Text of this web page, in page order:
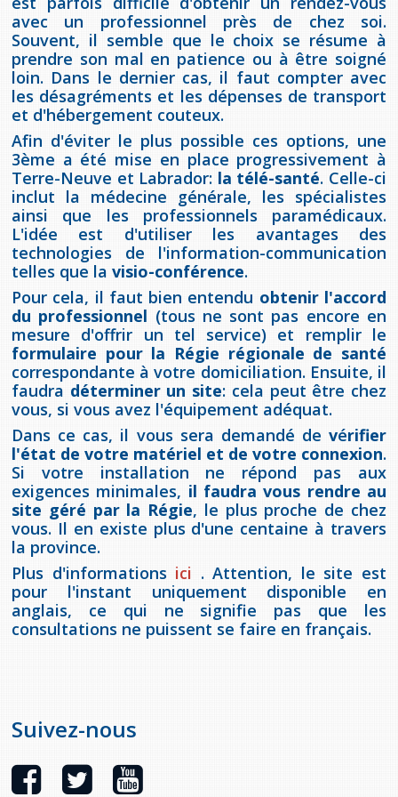
Jeux de la francophonie canadienne
Forum jeunesse pancanadien
Festival jeunesse de l'Acadie
Assemblée générale annuelle
Gestes et paroles ambigus
Admission au barreau
Ressources documentaires
Formulaires de procédure pénale
La Charte canadienne des droits et libertés
Lois fréquemment consultées
Commission des droits de la personne de
Terre-Neuve-et-Labrador
Acheter un véhicule neuf ou d'occasion ou
louer sur le long terme (leasing) un véhicule
neuf
Offres d'emploi (Secteur Justice)
Législation spéciale Covid-19
L'Aide juridique à Terre-Neuve-et-
Labrador
Qu'est-ce que l'Aide juridique ?
Bureaux de l'Aide juridique de Terre-Neuve-
et-Labrador
Répertoire des juristes d'expression
française
Règlement Quiz RVF 2021
Continuons en français
Activités
Guide du système de santé à TNL
Annuaire de santé
Offres Actives
Santé mentale et dépendances
Société Santé en français (SSF)
Travailler en santé à TNL
Passeport Santé
Répertoire des professionnels de santé
Visages de la santé
Pinos Mpiana
Allison Chaytor
Maurice Nzoyamara
Lee Trowbridge
Randy Follet
Skye Fisher
Brian Kizner
Marc-Alexandre Mestres
Programmes et services du gouvernement
provincial
Ressources linguistiques pour la
communication en santé
Services en français
Ma langue, c'est ma fierté !
Carte des services en français
2SLGBTQIA+
avec un professionnel près de chez soi.
Souvent, il semble que le choix se résume à
prendre son mal en patience ou à être soigné
loin. Dans le dernier cas, il faut compter avec
les désagréments et les dépenses de transport
et d'hébergement couteux.
Afin d'éviter le plus possible ces options, une
3ème a été mise en place progressivement à
Terre-Neuve et Labrador: la télé-santé. Celle-ci
inclut la médecine générale, les spécialistes
ainsi que les professionnels paramédicaux.
L'idée est d'utiliser les avantages des
technologies de l'information-communication
telles que la visio-conférence.
Pour cela, il faut bien entendu obtenir l'accord
du professionnel (tous ne sont pas encore en
mesure d'offrir un tel service) et remplir le
formulaire pour la Régie régionale de santé
correspondante à votre domiciliation. Ensuite, il
faudra déterminer un site: cela peut être chez
vous, si vous avez l'équipement adéquat.
Dans ce cas, il vous sera demandé de vérifier
l'état de votre matériel et de votre connexion.
Si votre installation ne répond pas aux
exigences minimales, il faudra vous rendre au
site géré par la Régie, le plus proche de chez
vous. Il en existe plus d'une centaine à travers
la province.
Plus d'informations ici . Attention, le site est
pour l'instant uniquement disponible en
anglais, ce qui ne signifie pas que les
consultations ne puissent se faire en français.
Suivez-nous